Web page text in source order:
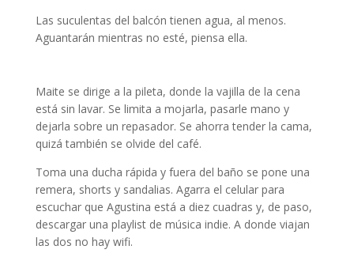
Las suculentas del balcón tienen agua, al menos.
Aguantarán mientras no esté, piensa ella.
Maite se dirige a la pileta, donde la vajilla de la cena
está sin lavar. Se limita a mojarla, pasarle mano y
dejarla sobre un repasador. Se ahorra tender la cama,
quizá también se olvide del café.
Toma una ducha rápida y fuera del baño se pone una
remera, shorts y sandalias. Agarra el celular para
escuchar que Agustina está a diez cuadras y, de paso,
descargar una playlist de música indie. A donde viajan
las dos no hay wifi.